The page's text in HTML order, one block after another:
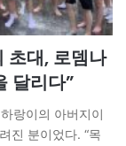
초대, 로뎀나
달리다”
랑이의 아버지이
진 분이었다. “목